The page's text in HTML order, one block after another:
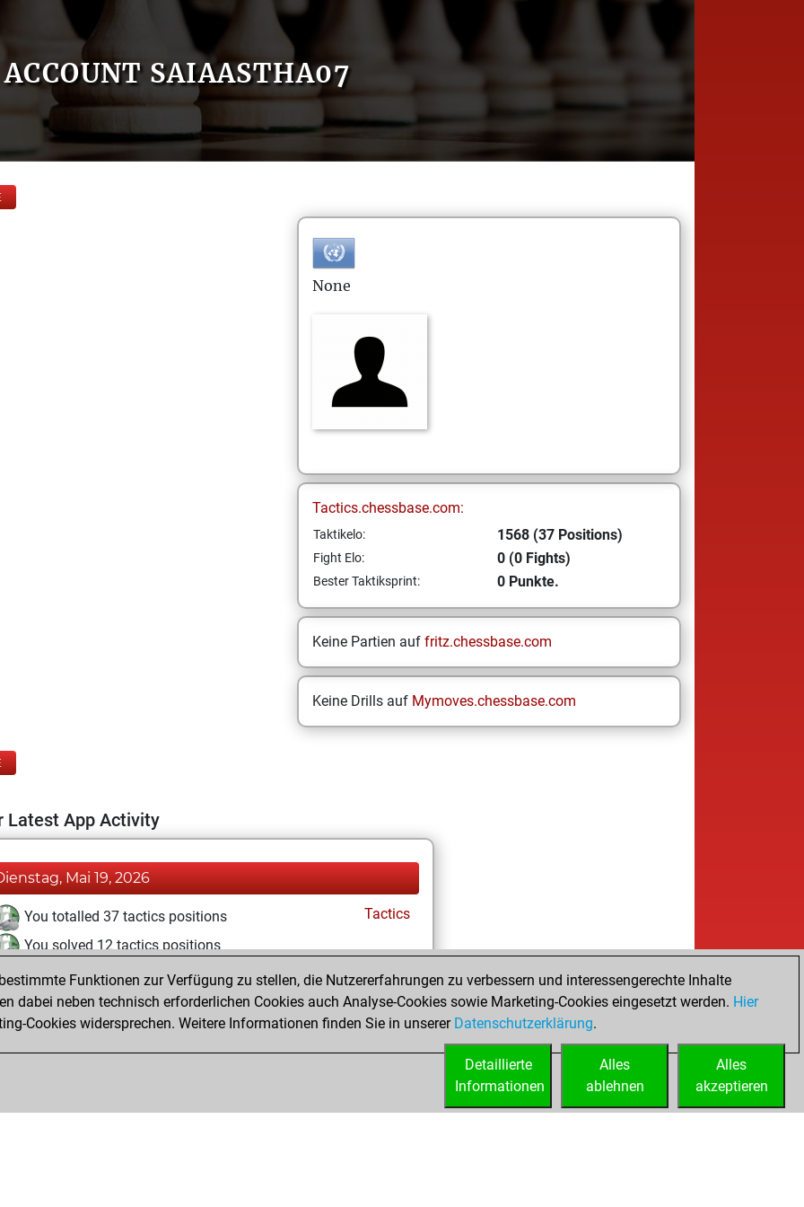
ACCOUNT SAIAASTHA07
None
Tactics.chessbase.com:
Taktikelo: 1568 (37 Positions)
Fight Elo: 0 (0 Fights)
Bester Taktiksprint: 0 Punkte.
Keine Partien auf fritz.chessbase.com
Keine Drills auf Mymoves.chessbase.com
Latest App Activity
Mai 19, 2026
You totalled 37 tactics positions
Tactics
You solved 12 tactics positions
You achieved an Elo of 1568 in tactics positions
Funktionen zur Verfügung zu stellen, die Nutzererfahrungen zu verbessern und interessengerechte Inhalte
dabei neben technisch erforderlichen Cookies auch Analyse-Cookies sowie Marketing-Cookies eingesetzt werden. Hier
Cookies widersprechen. Weitere Informationen finden Sie in unserer Datenschutzerklärung.
Alles
akzeptieren
Alles
ablehnen
Detaillierte
Informationen